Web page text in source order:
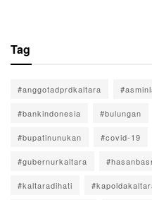
Tag
#anggotadprdkaltara
#bankindonesia #bulungan
#bupatinunukan #covid-19
#gubernurkaltara
#kaltaradihati